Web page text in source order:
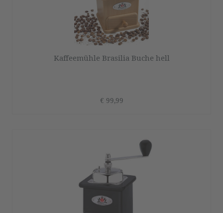
Kaffeemühle Brasilia Buche hell
€ 99,99